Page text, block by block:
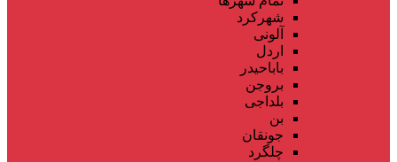
شهرکرد
آلونی
اردل
باباحیدر
بروجن
بلداجی
بن
جونقان
چلگرد